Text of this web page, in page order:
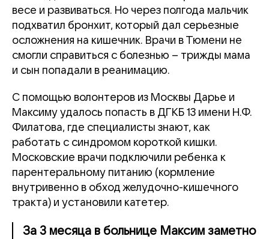
весе и развиваться. Но через полгода мальчик
подхватил бронхит, который дал серьезные
осложнения на кишечник. Врачи в Тюмени не
смогли справиться с болезнью – трижды мама
и сын попадали в реанимацию.
С помощью волонтеров из Москвы Дарье и
Максиму удалось попасть в ДГКБ 13 имени Н.Ф.
Филатова, где специалисты знают, как
работать с синдромом короткой кишки.
Московские врачи подключили ребенка к
парентеральному питанию (кормление
внутривенно в обход желудочно-кишечного
тракта) и установили катетер.
За 3 месяца в больнице Максим заметно